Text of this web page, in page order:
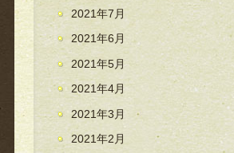
2021年7月
2021年6月
2021年5月
2021年4月
2021年3月
2021年2月